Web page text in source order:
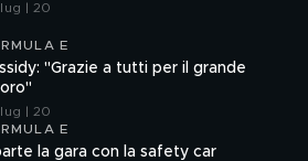
| 20
E
"Grazie a tutti per il grande
| 20
E
la gara con la safety car